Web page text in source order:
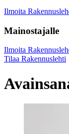
Ilmoita
Mainostajalle
Ilmoita
Tilaa Rakennuslehti